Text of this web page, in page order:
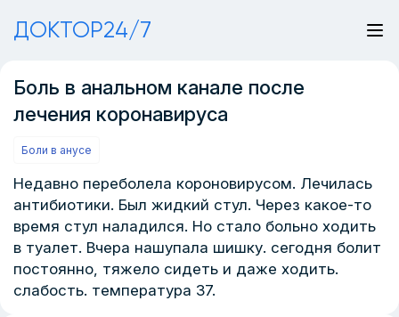
ДОКТОР24/7
Боль в анальном канале после
лечения коронавируса
Боли в анусе
Недавно переболела короновирусом. Лечилась
антибиотики. Был жидкий стул. Через какое-то
время стул наладился. Но стало больно ходить
в туалет. Вчера нашупала шишку. сегодня болит
постоянно, тяжело сидеть и даже ходить.
слабость. температура 37.